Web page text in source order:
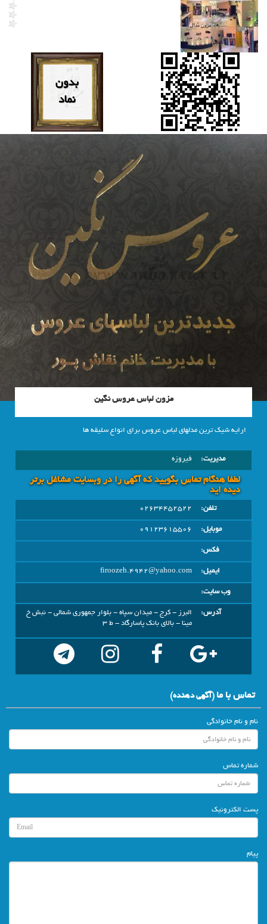
مزون لباس عروس نگین
ارایه شیک ترین مدلهای لباس عروس برای انواع سلیقه ها
مدیریت: فیروزه
لطفا هنگام تماس بگویید که آگهی را در وبسايت مشاغل برتر
دیده اید
تلفن:
02634452522
موبایل:
09123615506
فکس:
ایمیل:
firoozeh.4942@yahoo.com
وب سایت:
آدرس:
البرز - کرج - میدان سپاه - بلوار جمهوری شمالی - نبش خ
مینا - بالای بانک پاسارگاد - ط 3
تماس با ما(آگهي دهنده)
نام و نام خانوادگی
شماره تماس
پست الکترونیک
پیام